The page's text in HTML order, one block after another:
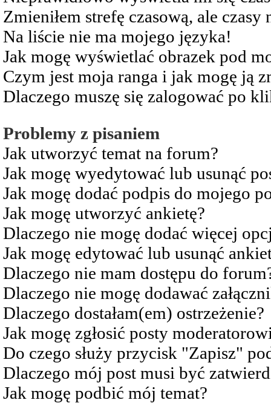
Zmieniłem strefę czasową, ale czasy
Na liście nie ma mojego języka!
Jak mogę wyświetlać obrazek pod
Czym jest moja ranga i jak mogę ją
Dlaczego muszę się zalogować po
Problemy z pisaniem
Jak utworzyć temat na forum?
Jak mogę wyedytować lub usunąć
Jak mogę dodać podpis do mojego
Jak mogę utworzyć ankietę?
Dlaczego nie mogę dodać więcej
Jak mogę edytować lub usunąć
Dlaczego nie mam dostępu do
Dlaczego nie mogę dodawać
Dlaczego dostałam(em) ostrzeżenie?
Jak mogę zgłosić posty
Do czego służy przycisk "Zapisz"
Dlaczego mój post musi być
Jak mogę podbić mój temat?